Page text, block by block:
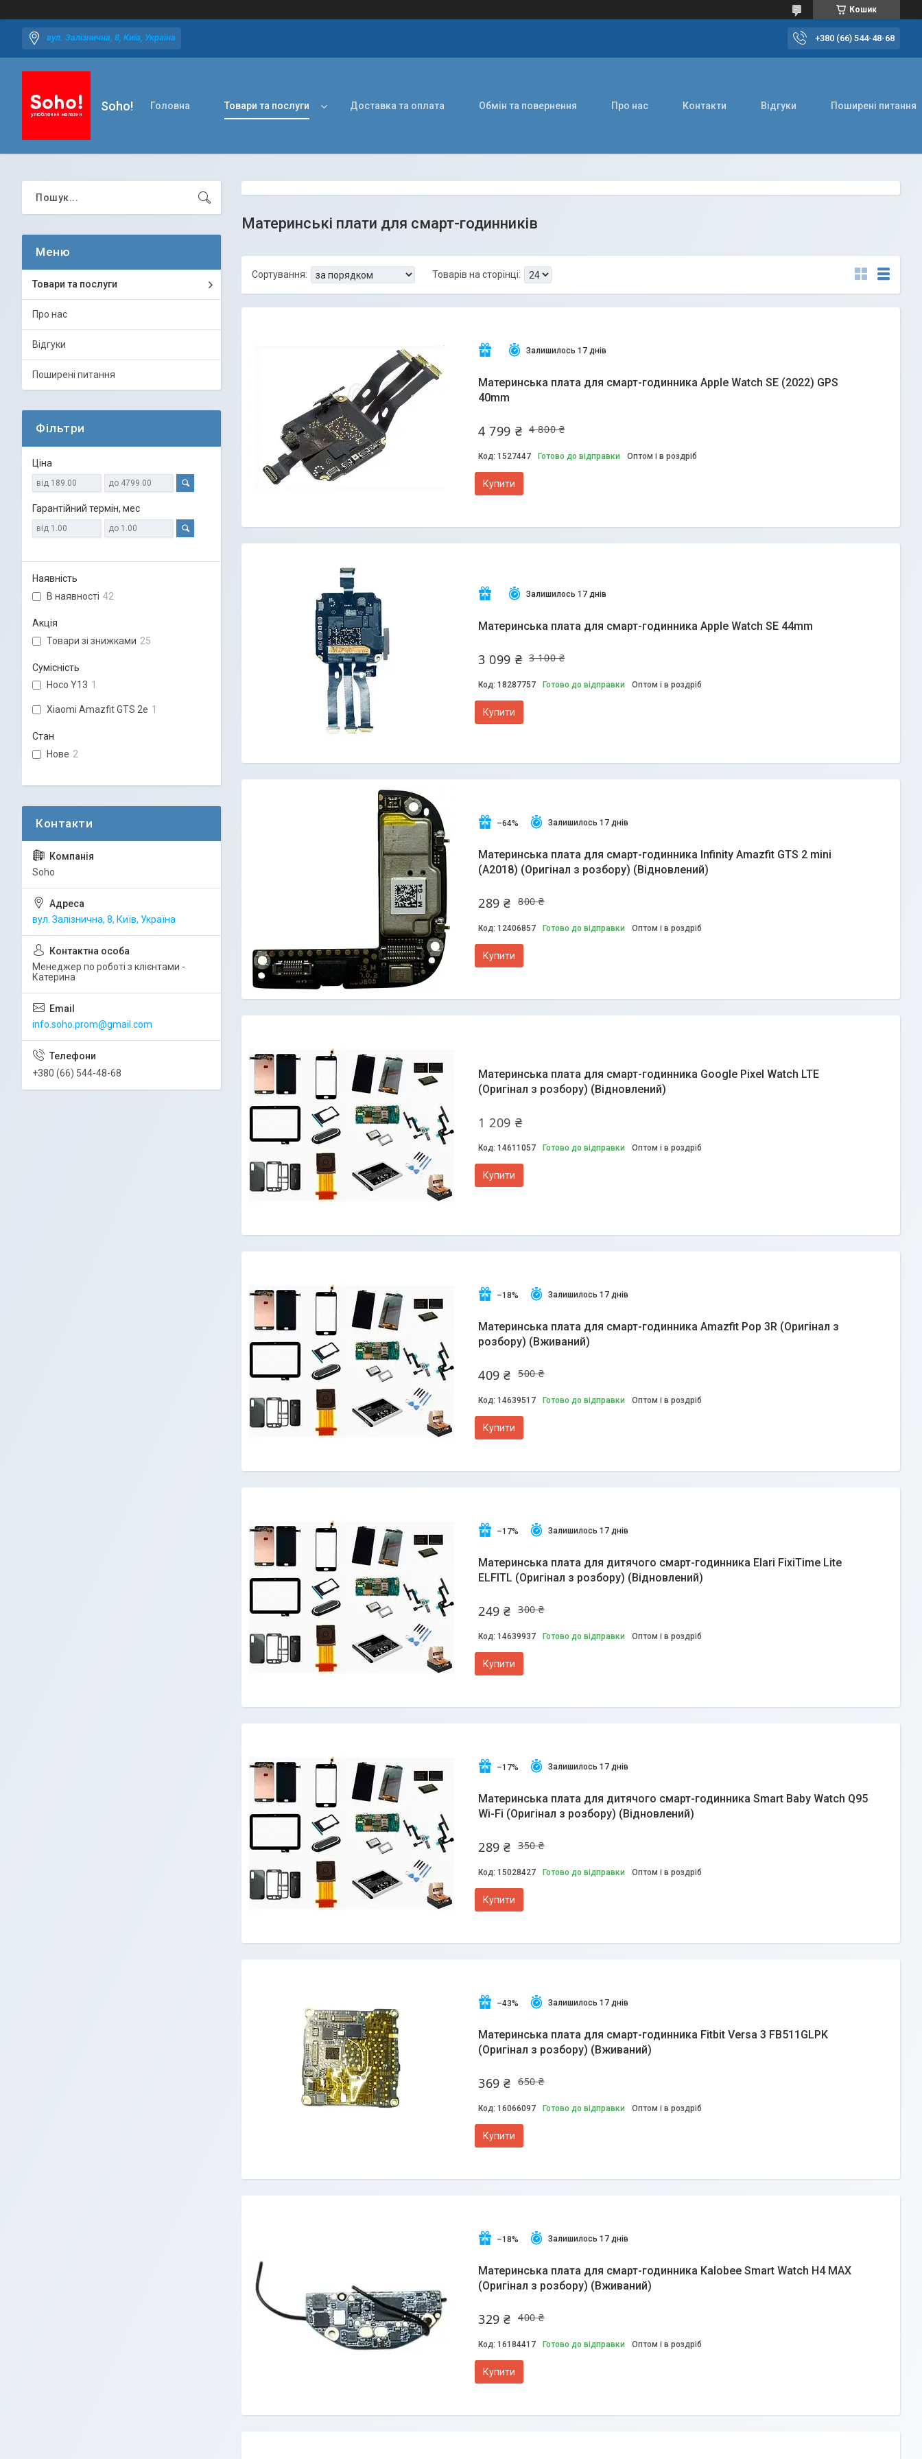
Кошик
вул. Залізнична, 8, Київ, Україна +380 (66) 544-48-68
Soho! Головна Товари та послуги Доставка та оплата Обмін та повернення Про нас Контакти Відгуки Поширені питання
Материнські плати для смарт-годинників
Залишилось 17 днів
Материнська плата для смарт-годинника Apple Watch SE (2022) GPS
40mm
4 800 ₴
4 799 ₴
1527447 Готово до відправки Оптом і в роздріб
Купити
Залишилось 17 днів
Материнська плата для смарт-годинника Apple Watch SE 44mm
3 100 ₴
3 099 ₴
18287757 Готово до відправки Оптом і в роздріб
Купити
–64% Залишилось 17 днів
Материнська плата для смарт-годинника Infinity Amazfit GTS 2 mini
(A2018) (Оригінал з розбору) (Відновлений)
800 ₴
289 ₴
12406857 Готово до відправки Оптом і в роздріб
Купити
Материнська плата для смарт-годинника Google Pixel Watch LTE
(Оригінал з розбору) (Відновлений)
1 209 ₴
14611057 Готово до відправки Оптом і в роздріб
Купити
–18% Залишилось 17 днів
Материнська плата для смарт-годинника Amazfit Pop 3R (Оригінал з
розбору) (Вживаний)
500 ₴
409 ₴
14639517 Готово до відправки Оптом і в роздріб
Купити
–17% Залишилось 17 днів
Материнська плата для дитячого смарт-годинника Elari FixiTime Lite
ELFITL (Оригінал з розбору) (Відновлений)
300 ₴
249 ₴
14639937 Готово до відправки Оптом і в роздріб
Купити
–17% Залишилось 17 днів
Материнська плата для дитячого смарт-годинника Smart Baby Watch Q95
Wi-Fi (Оригінал з розбору) (Відновлений)
350 ₴
289 ₴
15028427 Готово до відправки Оптом і в роздріб
Купити
–43% Залишилось 17 днів
Материнська плата для смарт-годинника Fitbit Versa 3 FB511GLPK
(Оригінал з розбору) (Вживаний)
650 ₴
369 ₴
16066097 Готово до відправки Оптом і в роздріб
Купити
–18% Залишилось 17 днів
Материнська плата для смарт-годинника Kalobee Smart Watch H4 MAX
(Оригінал з розбору) (Вживаний)
400 ₴
329 ₴
16184417 Готово до відправки Оптом і в роздріб
Купити
Товари та послуги
Про нас
Відгуки
Поширені питання
Фільтри
Ціна
Гарантійний термін, мес
Наявність
В наявності 42
Акція
Товари зі знижками 25
Сумісність
Hoco Y13 1
Xiaomi Amazfit GTS 2e 1
Стан
Нове 2
Soho
вул. Залізнична, 8, Київ, Україна
Менеджер по роботі з клієнтами -
Катерина
info.soho.prom@gmail.com
+380 (66) 544-48-68